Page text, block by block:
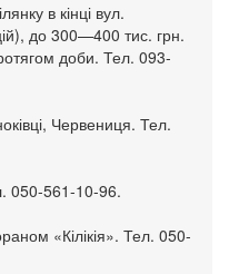
в кінці вул.
до 300—400 тис. грн.
доби. Тел. 093-
Червениця. Тел.
050-561-10-96.
«Кілікія». Тел. 050-